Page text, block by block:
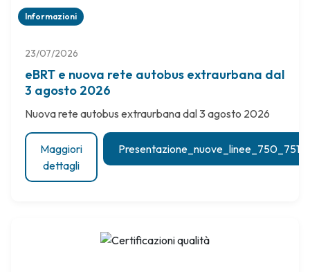
Informazioni
23/07/2026
eBRT e nuova rete autobus extraurbana dal
3 agosto 2026
Nuova rete autobus extraurbana dal 3 agosto 2026
Maggiori
dettagli